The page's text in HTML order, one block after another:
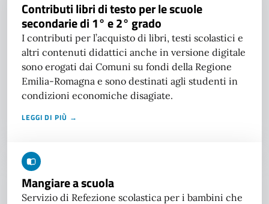
Contributi libri di testo per le scuole
secondarie di 1° e 2° grado
I contributi per l’acquisto di libri, testi scolastici e
altri contenuti didattici anche in versione digitale
sono erogati dai Comuni su fondi della Regione
Emilia-Romagna e sono destinati agli studenti in
condizioni economiche disagiate.
LEGGI DI PIÙ →
Mangiare a scuola
Servizio di Refezione scolastica per i bambini che